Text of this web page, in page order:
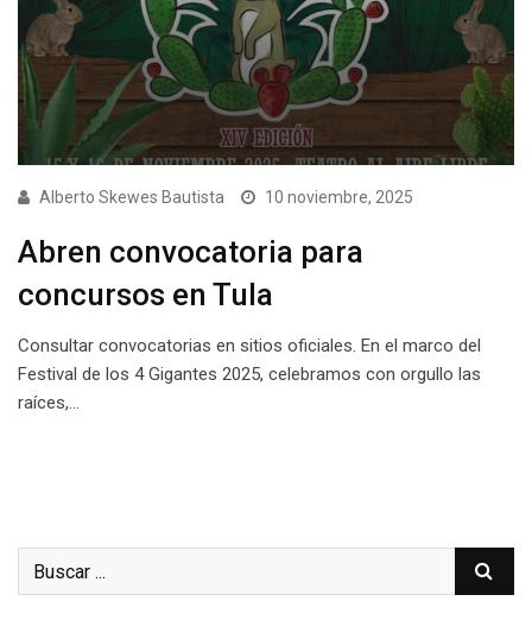
Alberto Skewes Bautista 10 noviembre, 2025
Abren convocatoria para
concursos en Tula
⁠Consultar convocatorias en sitios oficiales. En el marco del
Festival de los 4 Gigantes 2025, celebramos con orgullo las
raíces,…